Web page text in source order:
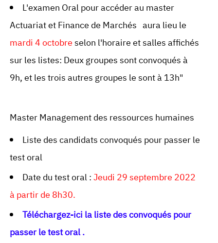
L'examen Oral pour accéder au master
Actuariat et Finance de Marchés aura lieu le
mardi 4 octobreselon l'horaire et salles affichés
sur les listes: Deux groupes sont convoqués à
9h, et les trois autres groupes le sont à 13h"
Master Management des ressources humaines
Liste des candidats convoqués pour passer le
test oral
Date du test oral :Jeudi 29 septembre 2022
à partir de 8h30.
Téléchargez-ici la liste des convoqués pour
passer le test oral .